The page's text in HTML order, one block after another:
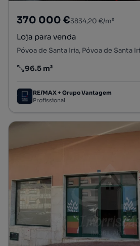
370 000 €3834,20 €/m²
Loja para venda
Preço por metro quadrado
96.5 m²
RE/MAX + Grupo Vantagem
Profissional